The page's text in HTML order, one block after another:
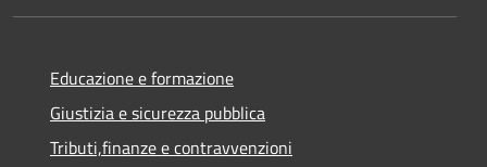
Educazione e formazione
Giustizia e sicurezza pubblica
Tributi,finanze e contravvenzioni